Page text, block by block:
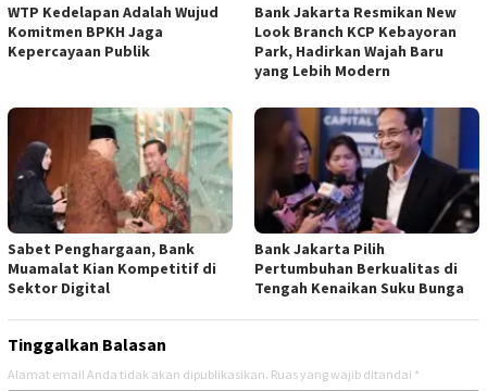
WTP Kedelapan Adalah Wujud
Komitmen BPKH Jaga
Kepercayaan Publik
Bank Jakarta Resmikan New
Look Branch KCP Kebayoran
Park, Hadirkan Wajah Baru
yang Lebih Modern
Sabet Penghargaan, Bank
Muamalat Kian Kompetitif di
Sektor Digital
Bank Jakarta Pilih
Pertumbuhan Berkualitas di
Tengah Kenaikan Suku Bunga
Tinggalkan Balasan
Alamat email Anda tidak akan dipublikasikan. Ruas yang wajib ditandai *